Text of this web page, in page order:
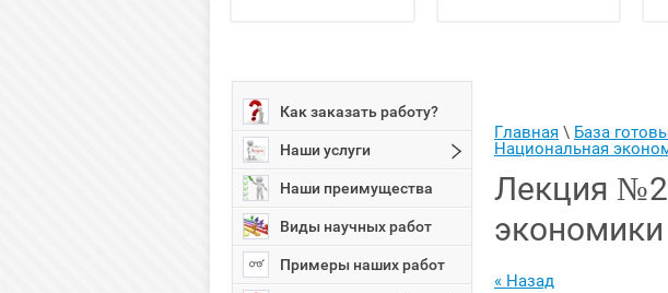
Как заказать работу?
Наши услуги
Наши преимущества
Виды научных работ
Примеры наших работ
Главная \ База
Национальная
Лекция
экономики
« Назад